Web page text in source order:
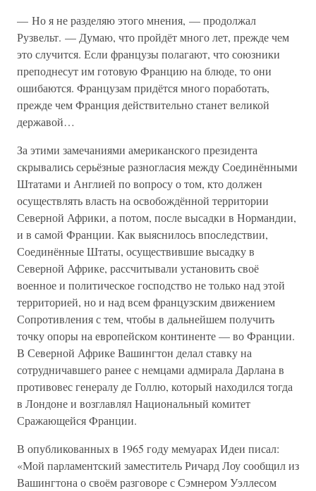
— Но я не разделяю этого мнения, — продолжал
Рузвельт. — Думаю, что пройдёт много лет, прежде чем
это случится. Если французы полагают, что союзники
преподнесут им готовую Францию на блюде, то они
ошибаются. Французам придётся много поработать,
прежде чем Франция действительно станет великой
державой…
За этими замечаниями американского президента
скрывались серьёзные разногласия между Соединёнными
Штатами и Англией по вопросу о том, кто должен
осуществлять власть на освобождённой территории
Северной Африки, а потом, после высадки в Нормандии,
и в самой Франции. Как выяснилось впоследствии,
Соединённые Штаты, осуществившие высадку в
Северной Африке, рассчитывали установить своё
военное и политическое господство не только над этой
территорией, но и над всем французским движением
Сопротивления с тем, чтобы в дальнейшем получить
точку опоры на европейском континенте — во Франции.
В Северной Африке Вашингтон делал ставку на
сотрудничавшего ранее с немцами адмирала Дарлана в
противовес генералу де Голлю, который находился тогда
в Лондоне и возглавлял Национальный комитет
Сражающейся Франции.
В опубликованных в 1965 году мемуарах Идеи писал:
«Мой парламентский заместитель Ричард Лоу сообщил из
Вашингтона о своём разговоре с Сэмнером Уэллесом